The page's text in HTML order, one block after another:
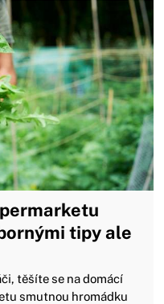
tipy ale
těšíte se na domácí
smutnou hromádku